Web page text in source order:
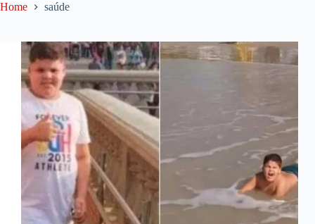
Home saúde